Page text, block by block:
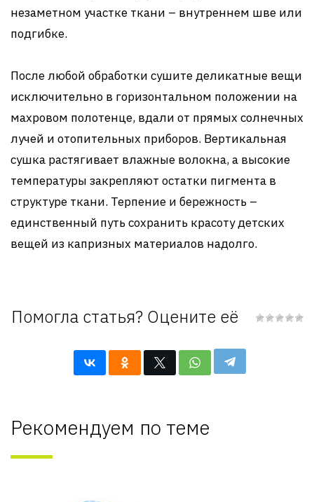
незаметном участке ткани – внутреннем шве или
подгибке.
После любой обработки сушите деликатные вещи
исключительно в горизонтальном положении на
махровом полотенце, вдали от прямых солнечных
лучей и отопительных приборов. Вертикальная
сушка растягивает влажные волокна, а высокие
температуры закрепляют остатки пигмента в
структуре ткани. Терпение и бережность –
единственный путь сохранить красоту детских
вещей из капризных материалов надолго.
Помогла статья? Оцените её
Рекомендуем по теме